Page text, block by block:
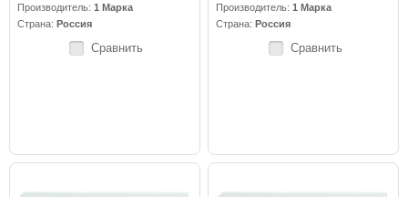
Производитель:1 Марка
Страна:Россия
Сравнить
Производитель:1 Марка
Страна:Россия
Сравнить